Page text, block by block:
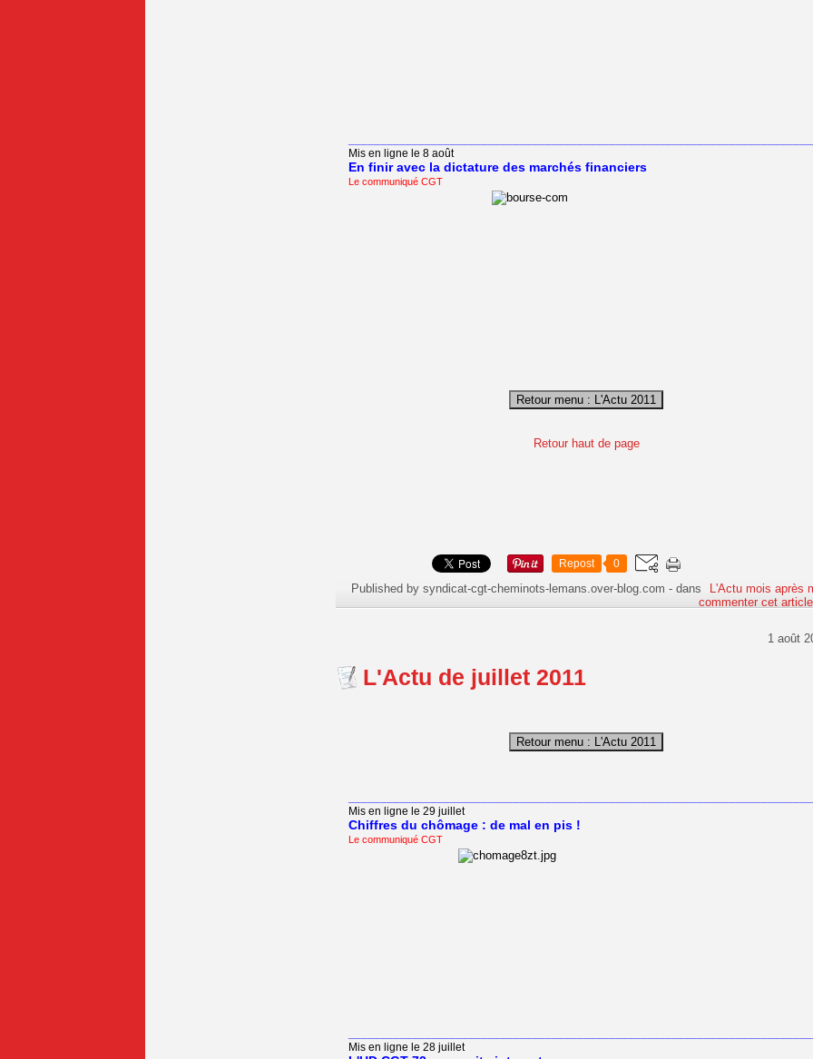
Mis en ligne le 8 août
En finir avec la dictature des marchés financiers
Le communiqué CGT
Retour haut de page
Repost 0
Published by syndicat-cgt-cheminots-lemans.over-blog.com - dans
L'Actu mois après
commenter cet article
1 août
L'Actu de juillet 2011
Mis en ligne le 29 juillet
Chiffres du chômage : de mal en pis !
Le communiqué CGT
Mis en ligne le 28 juillet